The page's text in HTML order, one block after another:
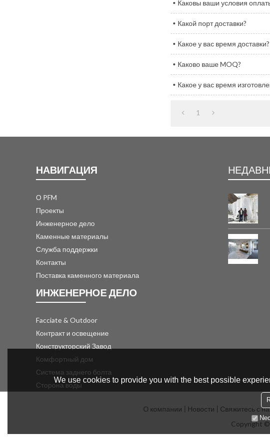
Каковы ваши условия
Какой порт доставки?
Какое у вас время доставки?
Каково ваше MOQ?
Какое у вас время
1
НАВИГАЦИЯ
О PFM
Проекты
Инженерное дело
Каменные материалы
Служба поддержки
Контакты
Поставка каменного материала
ИНЖЕНЕРНОЕ ДЕЛО
Facciate & Outdoor
Контракт и освещение
Конструкторский Завод
Комфортный дом
Система заднего болта
Сторона воды
О компании Новости Свяжитесь с
Copyright
We use cookies to provide you with the best possible